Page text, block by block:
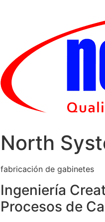
North
fabricación de gabinetes
Ingeniería
Procesos de